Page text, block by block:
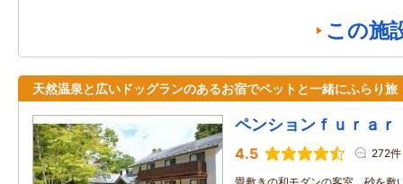
この施
天然温泉と広いドッグランのあるお宿でペットと一緒にふらり旅
ペンションｆｕｒａｒ
4.5 272件